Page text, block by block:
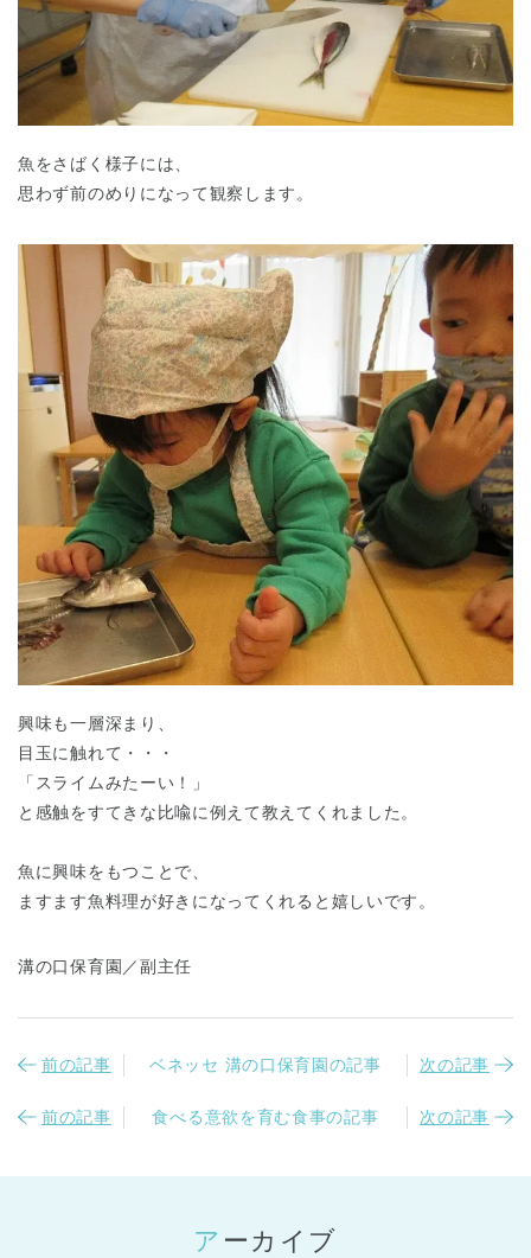
千葉県
埼玉県 埼玉県 全域
兵庫県 兵庫県 全域
魚をさばく様子には、
思わず前のめりになって観察します。
興味も一層深まり、
目玉に触れて・・・
「スライムみたーい！」
と感触をすてきな比喩に例えて教えてくれました。
魚に興味をもつことで、
ますます魚料理が好きになってくれると嬉しいです。
溝の口保育園／副主任
前の記事 ベネッセ 溝の口保育園の記事 次の記事
前の記事 食べる意欲を育む食事の記事 次の記事
アーカイブ